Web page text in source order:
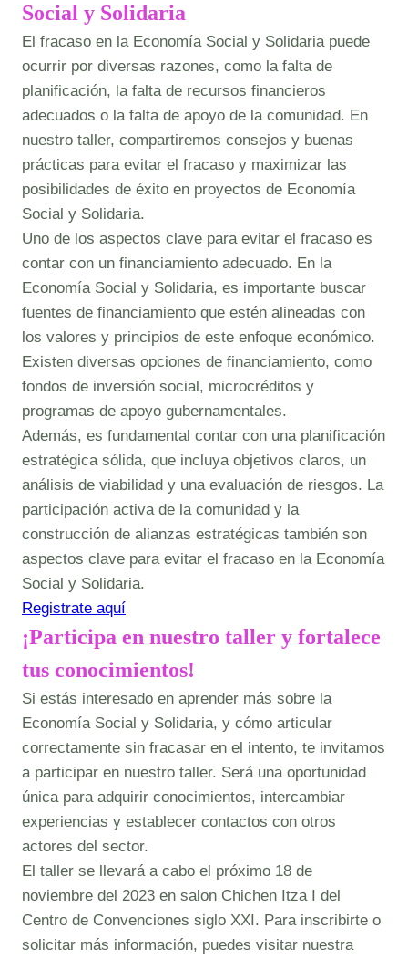
Social y Solidaria
El fracaso en la Economía Social y Solidaria puede
ocurrir por diversas razones, como la falta de
planificación, la falta de recursos financieros
adecuados o la falta de apoyo de la comunidad. En
nuestro taller, compartiremos consejos y buenas
prácticas para evitar el fracaso y maximizar las
posibilidades de éxito en proyectos de Economía
Social y Solidaria.
Uno de los aspectos clave para evitar el fracaso es
contar con un financiamiento adecuado. En la
Economía Social y Solidaria, es importante buscar
fuentes de financiamiento que estén alineadas con
los valores y principios de este enfoque económico.
Existen diversas opciones de financiamiento, como
fondos de inversión social, microcréditos y
programas de apoyo gubernamentales.
Además, es fundamental contar con una planificación
estratégica sólida, que incluya objetivos claros, un
análisis de viabilidad y una evaluación de riesgos. La
participación activa de la comunidad y la
construcción de alianzas estratégicas también son
aspectos clave para evitar el fracaso en la Economía
Social y Solidaria.
Registrate aquí
¡Participa en nuestro taller y fortalece
tus conocimientos!
Si estás interesado en aprender más sobre la
Economía Social y Solidaria, y cómo articular
correctamente sin fracasar en el intento, te invitamos
a participar en nuestro taller. Será una oportunidad
única para adquirir conocimientos, intercambiar
experiencias y establecer contactos con otros
actores del sector.
El taller se llevará a cabo el próximo 18 de
noviembre del 2023 en salon Chichen Itza I del
Centro de Convenciones siglo XXI. Para inscribirte o
solicitar más información, puedes visitar nuestra